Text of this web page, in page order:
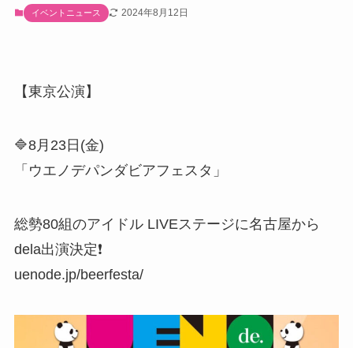
イベントニュース 2024年8月12日
【東京公演】
🔷8月23日(金)
「ウエノデパンダビアフェスタ」
総勢80組のアイドル LIVEステージに名古屋から
dela出演決定❗️
uenode.jp/beerfesta/